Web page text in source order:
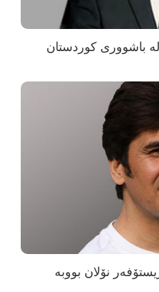
باشووری کوردستان
نۆلان بووبە